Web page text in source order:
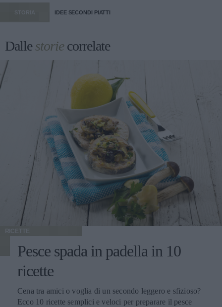
STORIA IDEE SECONDI PIATTI
Dallestoriecorrelate
RICETTE
Pesce spada in padella in 10
ricette
Cena tra amici o voglia di un secondo leggero e sfizioso?
Ecco 10 ricette semplici e veloci per preparare il pesce